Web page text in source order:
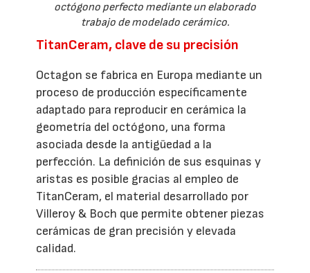
octógono perfecto mediante un elaborado
trabajo de modelado cerámico.
TitanCeram, clave de su precisión
Octagon se fabrica en Europa mediante un
proceso de producción específicamente
adaptado para reproducir en cerámica la
geometría del octógono, una forma
asociada desde la antigüedad a la
perfección. La definición de sus esquinas y
aristas es posible gracias al empleo de
TitanCeram, el material desarrollado por
Villeroy & Boch que permite obtener piezas
cerámicas de gran precisión y elevada
calidad.